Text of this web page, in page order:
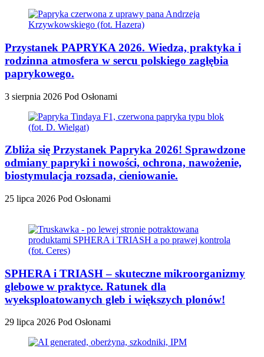
Przystanek PAPRYKA 2026. Wiedza, praktyka i
rodzinna atmosfera w sercu polskiego zagłębia
paprykowego.
3 sierpnia 2026 Pod Osłonami
Zbliża się Przystanek Papryka 2026! Sprawdzone
odmiany papryki i nowości, ochrona, nawożenie,
biostymulacja rozsada, cieniowanie.
25 lipca 2026 Pod Osłonami
SPHERA i TRIASH – skuteczne mikroorganizmy
glebowe w praktyce. Ratunek dla
wyeksploatowanych gleb i większych plonów!
29 lipca 2026 Pod Osłonami